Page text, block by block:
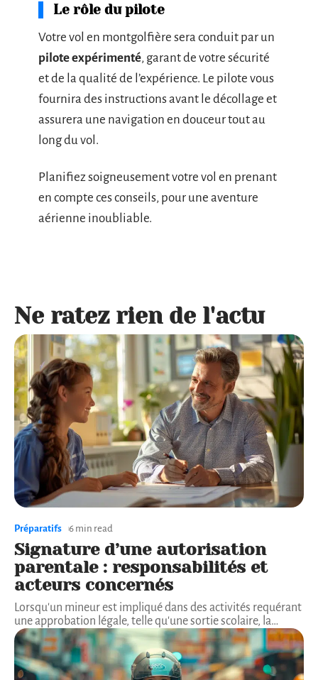
Le rôle du pilote
Votre vol en montgolfière sera conduit par un
pilote expérimenté, garant de votre sécurité
et de la qualité de l’expérience. Le pilote vous
fournira des instructions avant le décollage et
assurera une navigation en douceur tout au
long du vol.
Planifiez soigneusement votre vol en prenant
en compte ces conseils, pour une aventure
aérienne inoubliable.
Ne ratez rien de l'actu
Préparatifs 6 min read
Signature d’une autorisation
parentale : responsabilités et
acteurs concernés
Lorsqu'un mineur est impliqué dans des activités requérant
une approbation légale, telle qu'une sortie scolaire, la…